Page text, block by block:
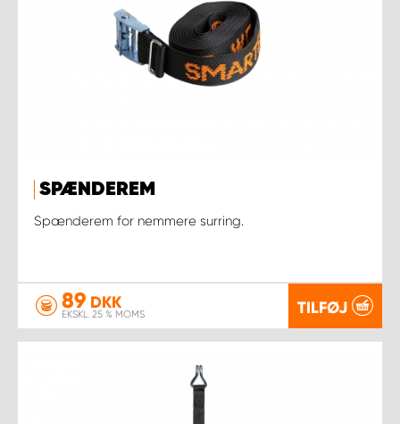
SPÆNDEREM
Spænderem for nemmere surring.
89 DKK
EKSKL. 25 % MOMS TILFØJ